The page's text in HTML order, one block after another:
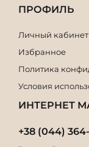
ПРОФИЛЬ
Личный кабинет
Избранное
Политика
Условия
ИНТЕРНЕТ
+38 (044)